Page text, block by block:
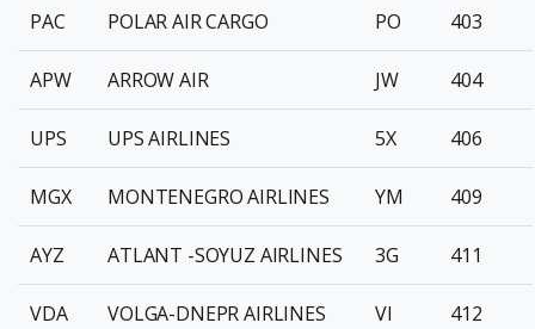
PAC POLAR AIR CARGO PO 403
APW ARROW AIR JW 404
UPS UPS AIRLINES 5X 406
MGX MONTENEGRO AIRLINES YM 409
AYZ ATLANT -SOYUZ AIRLINES 3G 411
VDA VOLGA-DNEPR AIRLINES VI 412